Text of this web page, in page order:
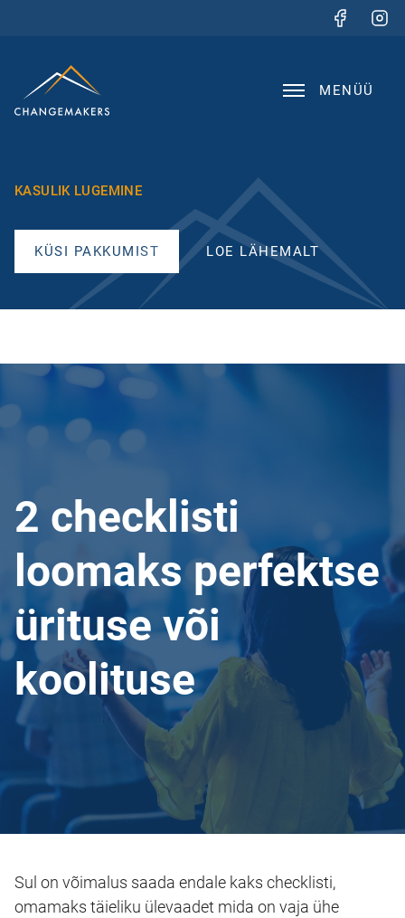
MENÜÜ
KASULIK LUGEMINE
LOE LÄHEMALT
KÜSI PAKKUMIST
2 checklisti
loomaks perfektse
ürituse või
koolituse
Sul on võimalus saada endale kaks checklisti,
omamaks täieliku ülevaadet mida on vaja ühe